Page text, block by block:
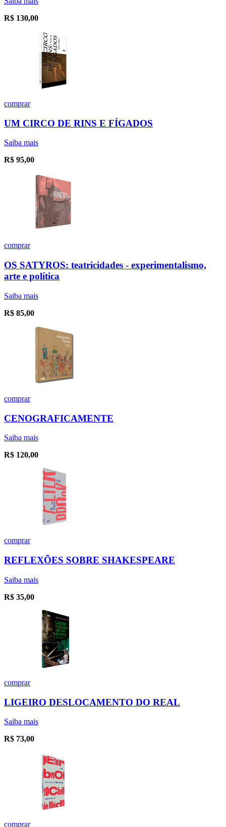
R$ 130,00
comprar
UM CIRCO DE RINS E FÍGADOS
Saiba mais
R$ 95,00
comprar
OS SATYROS: teatricidades - experimentalismo,
arte e política
Saiba mais
R$ 85,00
comprar
CENOGRAFICAMENTE
Saiba mais
R$ 120,00
comprar
REFLEXÕES SOBRE SHAKESPEARE
Saiba mais
R$ 35,00
comprar
LIGEIRO DESLOCAMENTO DO REAL
Saiba mais
R$ 73,00
comprar